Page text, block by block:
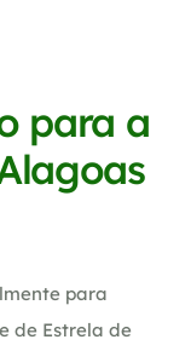
para a
para
de Estrela de